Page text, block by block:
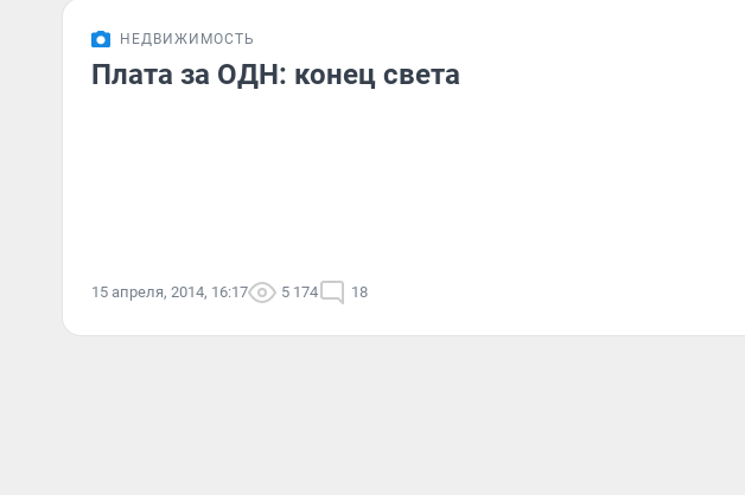
НЕДВИЖИМОСТЬ
Плата за ОДН: конец света
15 апреля, 2014, 16:17 5 174 18